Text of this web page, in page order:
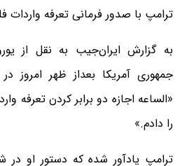
ترامپ با صدور فرمانی تعرفه واردات
به گزارش ایران‌جیب به نقل از
جمهوری آمریکا بعداز ظهر امروز
«الساعه اجازه دو برابر کردن تعرفه
را دادم.»
ترامپ یادآور شده که دستور او